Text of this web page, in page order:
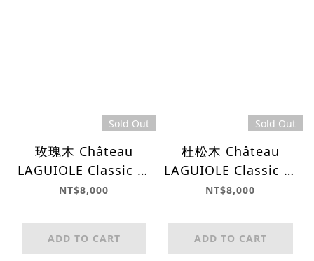
Sold Out
玫瑰木 Château
LAGUIOLE Classic 經
典系列
NT$8,000
ADD TO CART
Sold Out
杜松木 Château
LAGUIOLE Classic 經
典系列
NT$8,000
ADD TO CART